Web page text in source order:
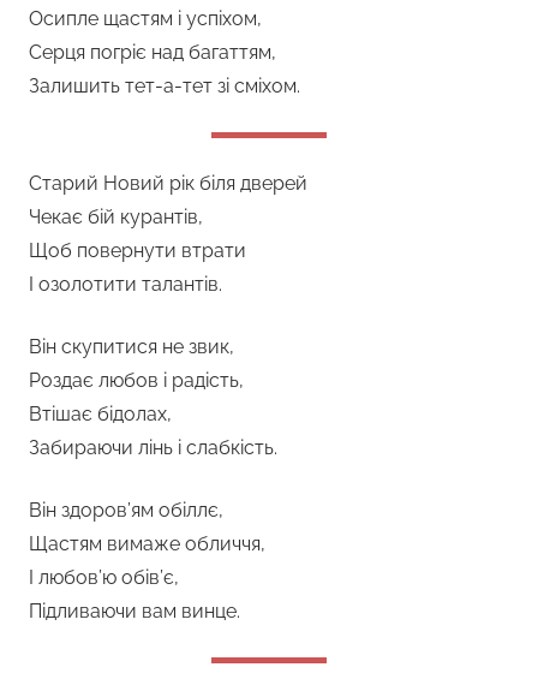
Осипле щастям і успіхом,
Серця погріє над багаттям,
Залишить тет-а-тет зі сміхом.
Старий Новий рік біля дверей
Чекає бій курантів,
Щоб повернути втрати
І озолотити талантів.
Він скупитися не звик,
Роздає любов і радість,
Втішає бідолах,
Забираючи лінь і слабкість.
Він здоров’ям обіллє,
Щастям вимаже обличчя,
І любов’ю обів’є,
Підливаючи вам винце.